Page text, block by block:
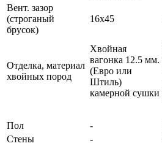
Вент. зазор
(строганый
брусок)
16х45
Отделка, материал
хвойных пород
Хвойная
вагонка 12.5 мм.
(Евро или
Штиль)
камерной сушки
Пол
-
Стены
-